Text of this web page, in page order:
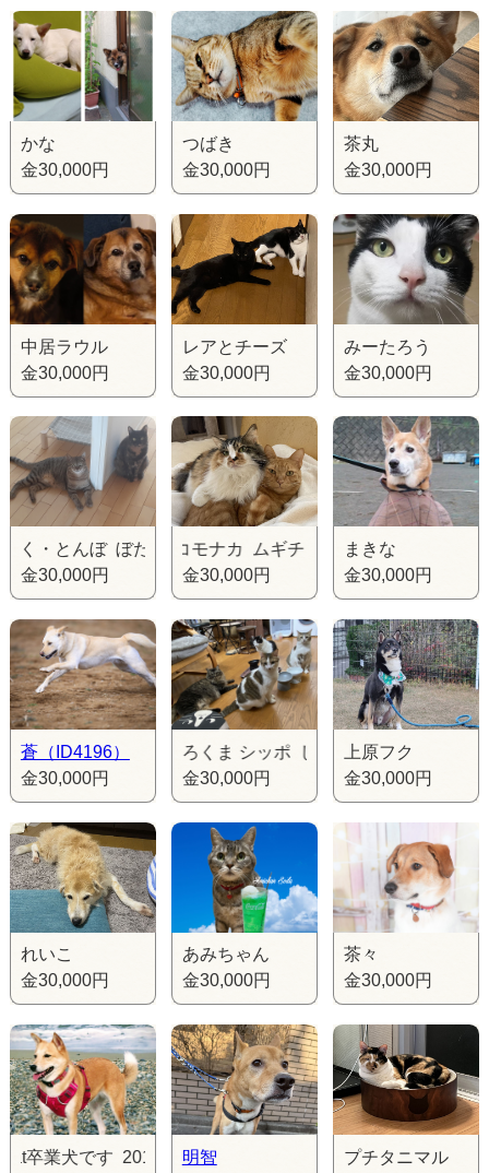
かな
金30,000円
つばき
金30,000円
茶丸
金30,000円
中居ラウル
金30,000円
レアとチーズ
金30,000円
みーたろう
金30,000円
んぼ ぼたん・こはく・とんぼ ぼたん・こはく・とんぼ
金30,000円
ムギチョコモナカ ムギチョコモナカ ムギチョコモ
金30,000円
まきな
金30,000円
蒼（ID4196）
金30,000円
く シータ しろくま シッポ しずく シータ しろくま シッポ
金30,000円
上原フク
金30,000円
れいこ
金30,000円
あみちゃん
金30,000円
茶々
金30,000円
です 2019年Lifeboat卒業犬です 2019年Lifeboat卒業犬で
明智
プチタニマル